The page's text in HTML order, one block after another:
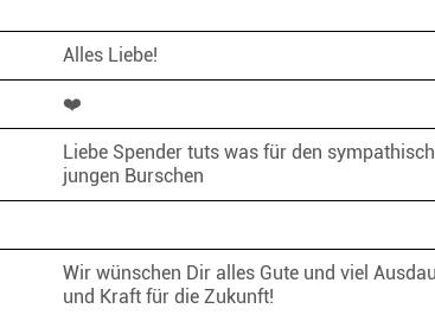
Alles Liebe!
❤️
Liebe Spender tuts was für den
jungen Burschen
Wir wünschen Dir alles Gute und viel
und Kraft für die Zukunft!